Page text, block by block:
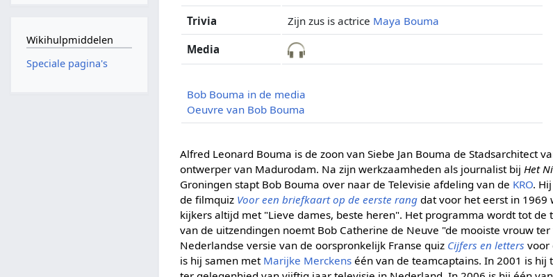
Trivia Zijn zus is actrice Maya Bouma
Media
Bob Bouma in de media
Oeuvre van Bob Bouma
Alfred Leonard Bouma is de zoon van Siebe Jan Bouma de Stadsarchitect
ontwerper van Madurodam. Na zijn werkzaamheden als journalist bij Het
Groningen stapt Bob Bouma over naar de Televisie afdeling van de KRO.
de filmquiz Voor een briefkaart op de eerste rang dat voor het eerst in 1969
kijkers altijd met "Lieve dames, beste heren". Het programma wordt tot
van de uitzendingen noemt Bob Catherine de Neuve "de mooiste vrouw
Nederlandse versie van de oorspronkelijk Franse quiz Cijfers en letters voor
is hij samen met Marijke Merckens één van de teamcaptains. In 2001 is
Wikihulpmiddelen
Speciale pagina's